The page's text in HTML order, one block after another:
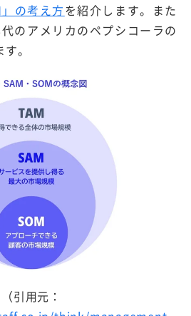
」の考え方を紹介します。また
のアメリカのペプシコーラの
。
（引用元：